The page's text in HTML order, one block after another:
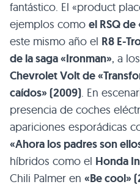
fantástico. El «product
ejemplos como el RSQ
este mismo año el R8 E-
de la saga «Ironman», a
Chevrolet Volt de
caídos» (2009) . En
presencia de coches
apariciones esporádicas
«Ahora los padres son
híbridos como el Honda
Chili Palmer en «Be cool»